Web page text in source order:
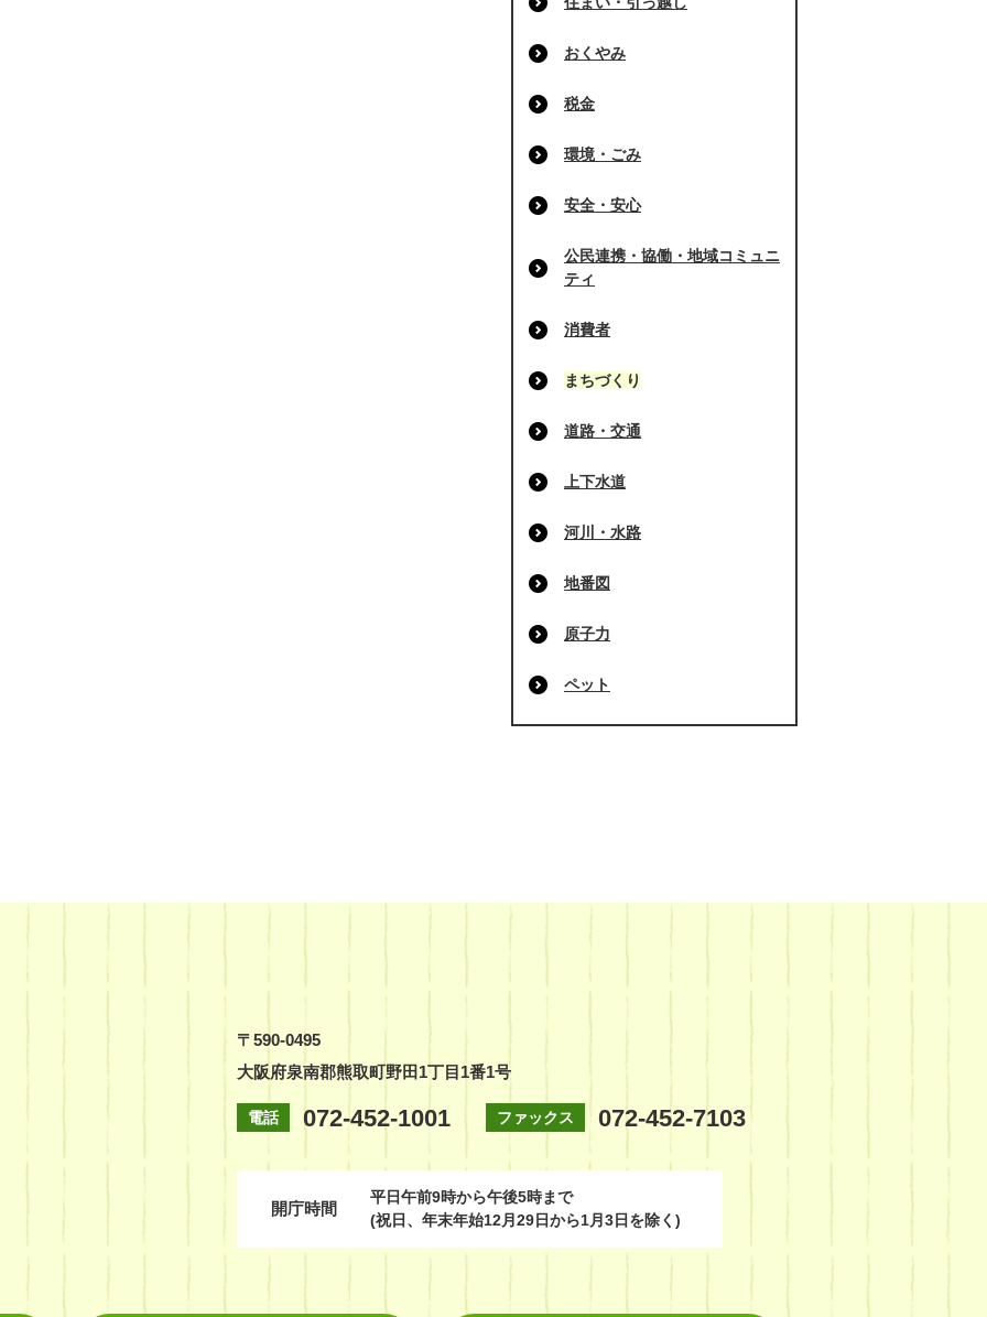
おくやみ
税金
環境・ごみ
安全・安心
公民連携・協働・地域コミュニ
ティ
消費者
まちづくり
道路・交通
上下水道
河川・水路
地番図
原子力
ペット
〒590-0495
大阪府泉南郡熊取町野田1丁目1番1号
電話 072-452-1001 ファックス 072-452-7103
開庁時間
平日午前9時から午後5時まで
(祝日、年末年始12月29日から1月3日を除く)